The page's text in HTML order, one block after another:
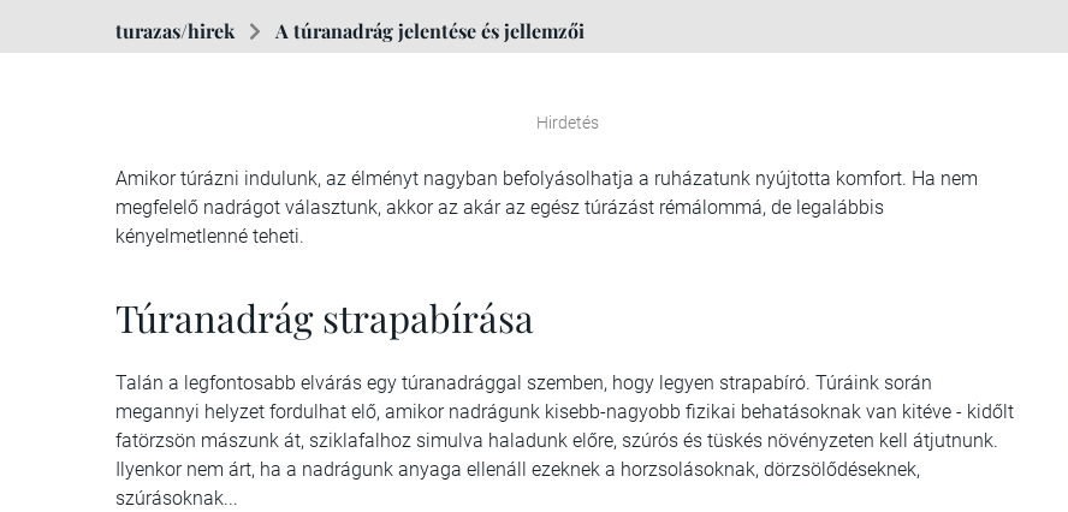
turazas/hirek A túranadrág jelentése és jellemzői
Hirdetés
Amikor túrázni indulunk, az élményt nagyban befolyásolhatja a ruházatunk nyújtotta komfort. Ha nem
megfelelő nadrágot választunk, akkor az akár az egész túrázást rémálommá, de legalábbis
kényelmetlenné teheti.
Túranadrág strapabírása
Talán a legfontosabb elvárás egy túranadrággal szemben, hogy legyen strapabíró. Túráink során
megannyi helyzet fordulhat elő, amikor nadrágunk kisebb-nagyobb fizikai behatásoknak van kitéve - kidőlt
fatörzsön mászunk át, sziklafalhoz simulva haladunk előre, szúrós és tüskés növényzeten kell átjutnunk.
Ilyenkor nem árt, ha a nadrágunk anyaga ellenáll ezeknek a horzsolásoknak, dörzsölődéseknek,
szúrásoknak...